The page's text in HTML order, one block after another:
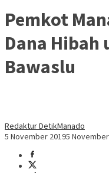
Pemkot
Dana Hibah
Bawaslu
Redaktur DetikManado
5 November 20195